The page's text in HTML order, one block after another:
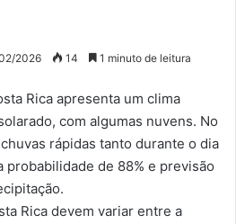
2026 14 1 minuto de leitura
Rica apresenta um clima
com algumas nuvens. No
rápidas tanto durante o dia
probabilidade de 88% e previsão
Rica devem variar entre a